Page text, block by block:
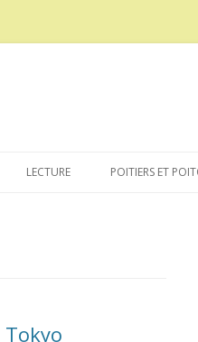
au
LECTURE POITIERS ET